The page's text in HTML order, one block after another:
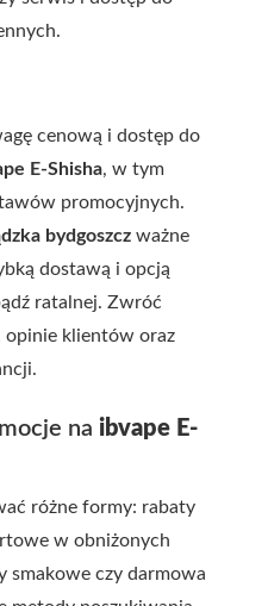
cenową i dostęp do
E-Shisha, w tym
promocyjnych.
bydgoszcz ważne
dostawą i opcją
ratalnej. Zwróć
opinie klientów oraz
na ibvape E-
różne formy: rabaty
w obniżonych
smakowe czy darmowa